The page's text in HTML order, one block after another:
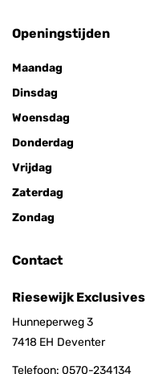
Openingstijden
Maandag
Dinsdag
Woensdag
Donderdag
Vrijdag
Zaterdag
Zondag
Contact
Riesewijk Exclusives
Hunneperweg 3
7418 EH Deventer
Telefoon: 0570-234134